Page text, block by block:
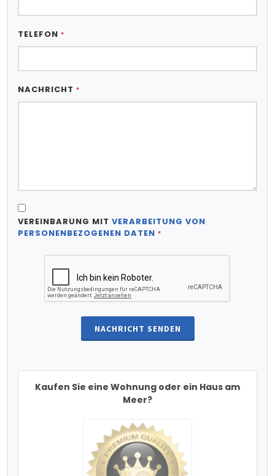
TELEFON *
NACHRICHT *
VEREINBARUNG MIT VERARBEITUNG VON
PERSONENBEZOGENEN DATEN *
NACHRICHT SENDEN
Kaufen Sie eine Wohnung oder ein Haus am
Meer?